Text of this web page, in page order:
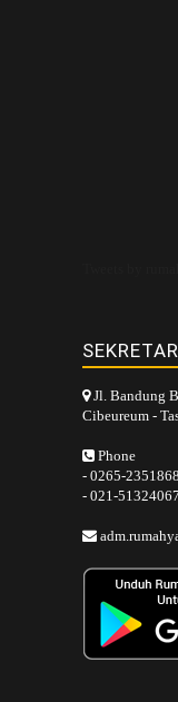
Jl. Bandung
Cibeureum -
Phone
- 0265-
- 021-